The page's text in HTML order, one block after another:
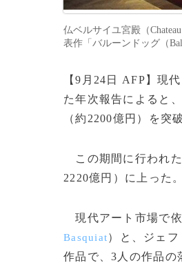
仏ベルサイユ宮殿（
表作「バルーンドッグ（
【9月24日 AFP】現
た年次報告によると
（約2200億円）を突
この期間に行われた
2220億円）に上った。
現代アート市場で依
Basquiat）と、ジェフ
作品で、3人の作品の